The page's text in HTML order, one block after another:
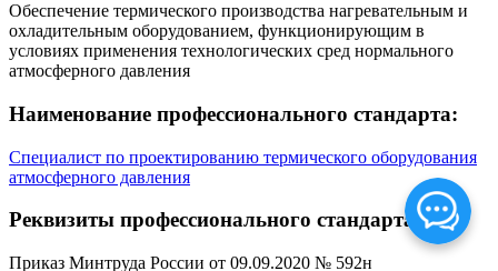
Обеспечение термического производства нагревательным и
охладительным оборудованием, функционирующим в
условиях применения технологических сред нормального
атмосферного давления
Наименование профессионального стандарта:
Специалист по проектированию термического оборудования
атмосферного давления
Реквизиты профессионального стандарта:
Приказ Минтруда России от 09.09.2020 № 592н